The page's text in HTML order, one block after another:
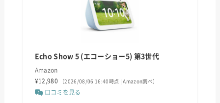
Echo Show 5 (エコーショー5) 第3世代
Amazon
¥12,980
（2026/08/06 16:40時点 | Amazon調べ）
口コミを見る